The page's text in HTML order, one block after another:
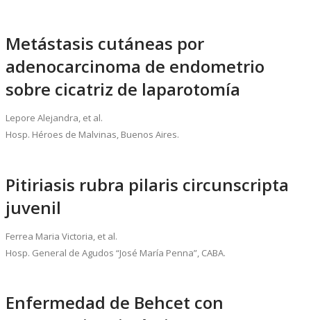
Metástasis cutáneas por
adenocarcinoma de endometrio
sobre cicatriz de laparotomía
Lepore Alejandra, et al.
Hosp. Héroes de Malvinas, Buenos Aires.
Pitiriasis rubra pilaris circunscripta
juvenil
Ferrea Maria Victoria, et al.
Hosp. General de Agudos “José María Penna”, CABA.
Enfermedad de Behcet con